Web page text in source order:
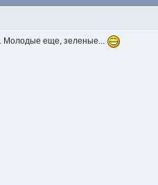
Молодые еще, зеленые...